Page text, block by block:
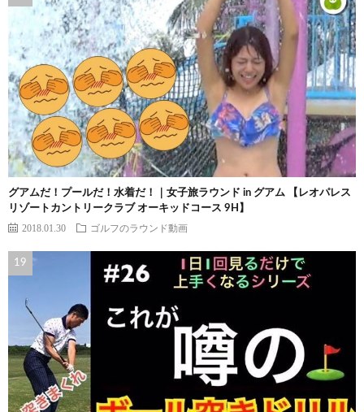
グアムだ！プールだ！水着だ！｜女子旅ラウンド in グアム 【レオパレス
リゾートカントリークラブ オーキッドコース 9H】
2018.01.30 ゴルフのラウンド動画